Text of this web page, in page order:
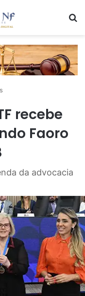
recebe
Faoro
da advocacia